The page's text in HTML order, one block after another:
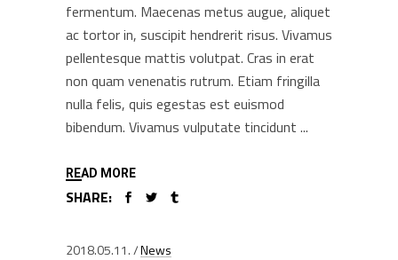
fermentum. Maecenas metus augue, aliquet
ac tortor in, suscipit hendrerit risus. Vivamus
pellentesque mattis volutpat. Cras in erat
non quam venenatis rutrum. Etiam fringilla
nulla felis, quis egestas est euismod
bibendum. Vivamus vulputate tincidunt
READ MORE
SHARE:
2018.05.11. News